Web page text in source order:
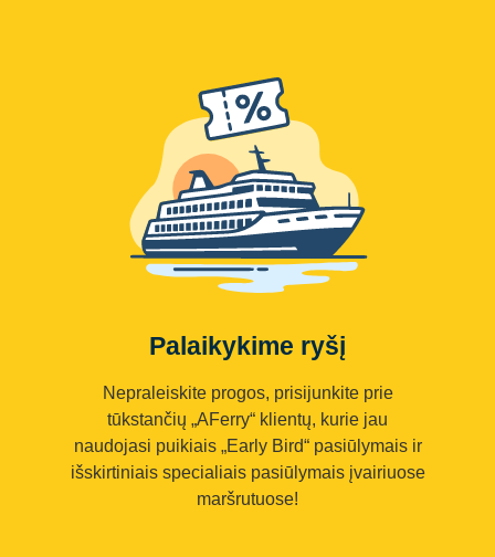
Palaikykime ryšį
Nepraleiskite progos, prisijunkite prie
tūkstančių „AFerry“ klientų, kurie jau
naudojasi puikiais „Early Bird“ pasiūlymais ir
išskirtiniais specialiais pasiūlymais įvairiuose
maršrutuose!